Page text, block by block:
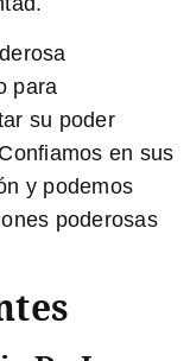
para
su poder
en sus
y podemos
poderosas